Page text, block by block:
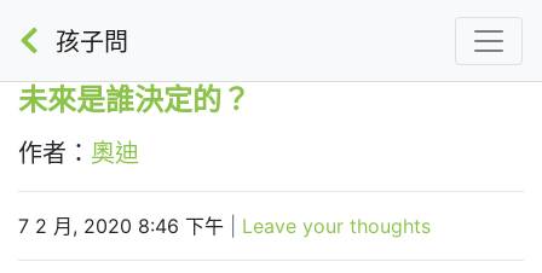
孩子問
未來是誰決定的？
作者： 奧迪
7 2 月, 2020 8:46 下午 Leave your thoughts